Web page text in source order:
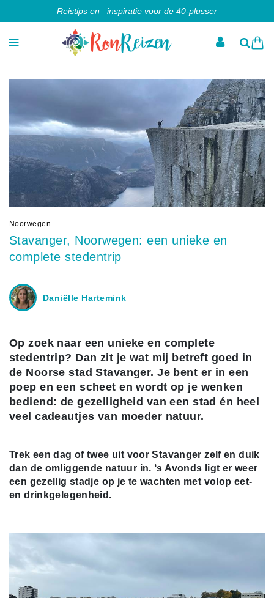
Reistips en –inspiratie voor de 40-plusser
Noorwegen
Stavanger, Noorwegen: een unieke en
complete stedentrip
Daniëlle Hartemink
Op zoek naar een unieke en complete
stedentrip? Dan zit je wat mij betreft goed in
de Noorse stad Stavanger. Je bent er in een
poep en een scheet en wordt op je wenken
bediend: de gezelligheid van een stad én heel
veel cadeautjes van moeder natuur.
Trek een dag of twee uit voor Stavanger zelf en duik
dan de omliggende natuur in. ‘s Avonds ligt er weer
een gezellig stadje op je te wachten met volop eet-
en drinkgelegenheid.